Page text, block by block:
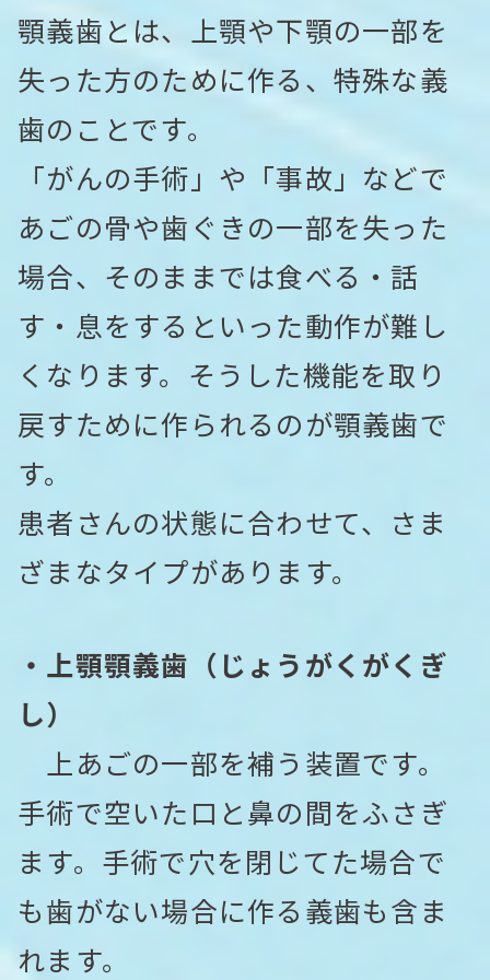
顎義歯とは、上顎や下顎の一部を
失った方のために作る、特殊な義
歯のことです。
「がんの手術」や「事故」などで
あごの骨や歯ぐきの一部を失った
場合、そのままでは食べる・話
す・息をするといった動作が難し
くなります。そうした機能を取り
戻すために作られるのが顎義歯で
す。
患者さんの状態に合わせて、さま
ざまなタイプがあります。
・上顎顎義歯（じょうがくがくぎ
し）
上あごの一部を補う装置です。
手術で空いた口と鼻の間をふさぎ
ます。手術で穴を閉じてた場合で
も歯がない場合に作る義歯も含ま
れます。